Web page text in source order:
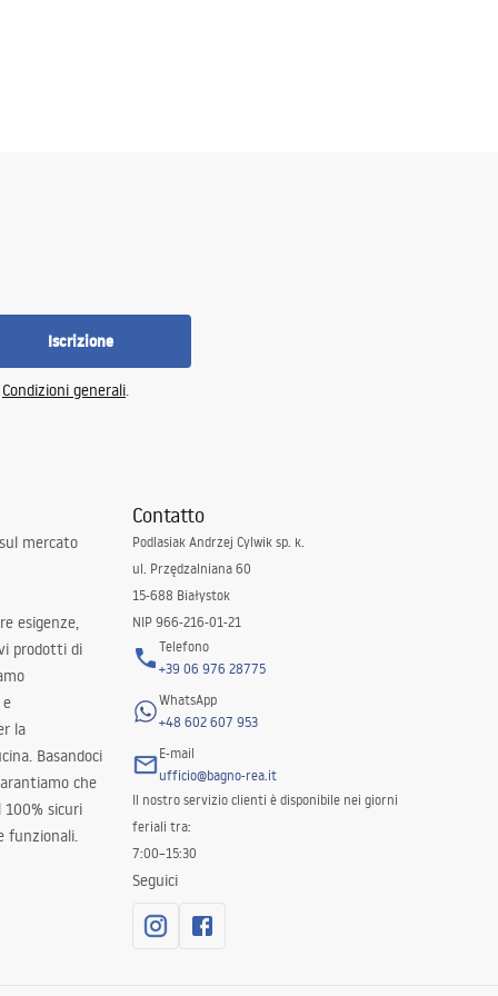
Iscrizione
Condizioni generali.
mercato
esigenze,
prodotti di
la
Basandoci
che
sicuri
funzionali.
Contatto
Podlasiak Andrzej Cylwik sp. k.
ul. Przędzalniana 60
15-688 Białystok
NIP 966-216-01-21
Telefono
+39 06 976 28775
WhatsApp
+48 602 607 953
E-mail
ufficio@bagno-rea.it
Il nostro servizio clienti è disponibile nei giorni
feriali tra:
7:00–15:30
Seguici